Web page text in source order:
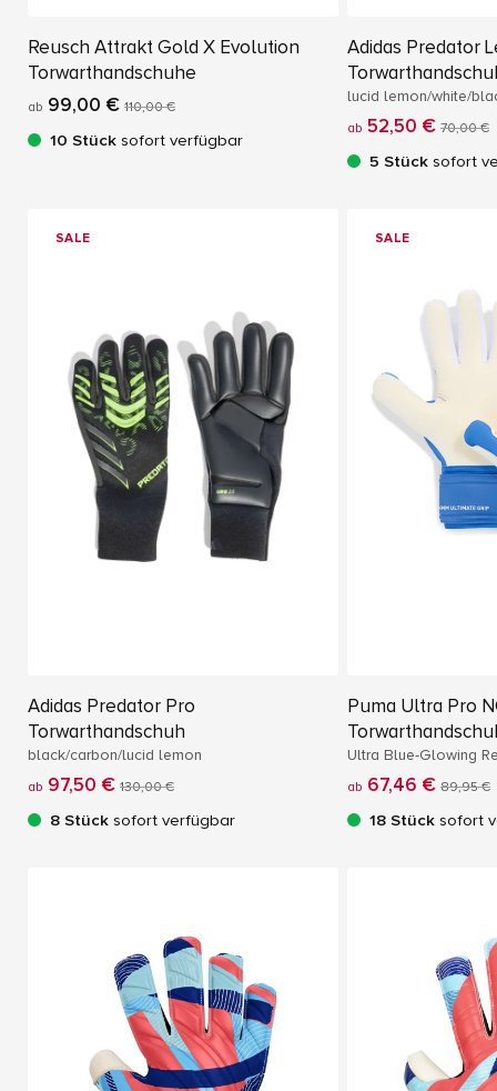
Reusch Attrakt Gold X Evolution
Torwarthandschuhe
ab 99,00 € 110,00 €
10 Stück sofort verfügbar
Adidas Predator
lucid lemon/white/
ab 52,50 € 70,00 €
5 Stück sofort
SALE
Adidas Predator Pro
Torwarthandschuh
black/carbon/lucid lemon
ab 97,50 € 130,00 €
8 Stück sofort verfügbar
SALE
Puma Ultra Pro
Ultra Blue-Glowing
ab 67,46 € 89,95 €
18 Stück sofort